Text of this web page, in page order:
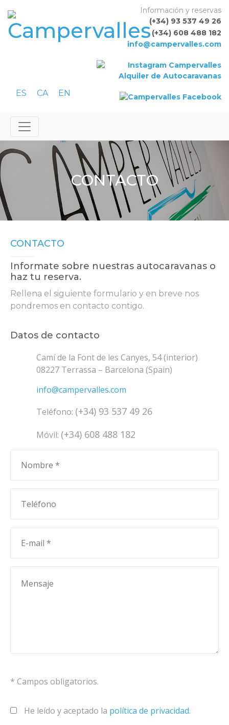
ES CA EN
Skip to contentInformación y reservas
(+34) 93 537 49 26
(+34) 608 488 182
info@campervalles.com
CONTACTO
CONTACTO
Informate sobre nuestras autocaravanas o
haz tu reserva.
Rellena el siguiente formulario y en breve nos
pondremos en contacto contigo.
Datos de contacto
Camí de la Font de les Canyes, 54 (interior)
08227 Terrassa – Barcelona (Spain)
info@campervalles.com
Teléfono: (+34) 93 537 49 26
Móvil: (+34) 608 488 182
* Campos obligatorios.
He leído y aceptado la política de privacidad.